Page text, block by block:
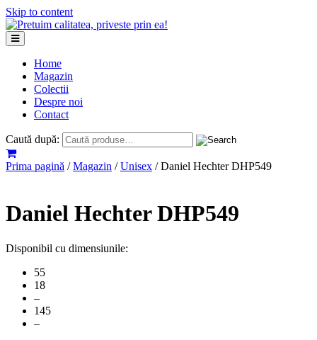
Skip to content
Home
Magazin
Colectii
Despre noi
Contact
Caută după:
Prima pagină /Magazin /Unisex / Daniel Hechter DHP549
Daniel Hechter DHP549
Disponibil cu dimensiunile:
55
18
–
145
–